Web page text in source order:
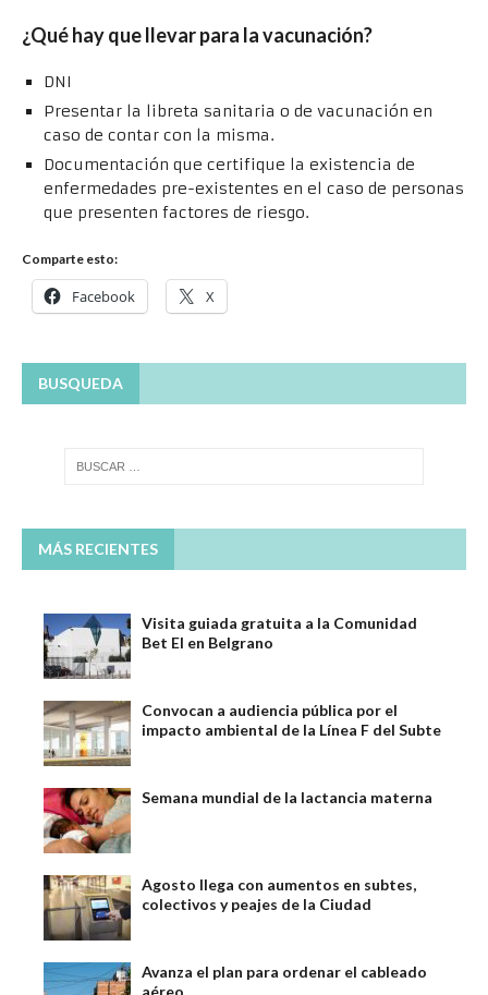
¿Qué hay que llevar para la vacunación?
DNI
Presentar la libreta sanitaria o de vacunación en
caso de contar con la misma.
Documentación que certifique la existencia de
enfermedades pre-existentes en el caso de personas
que presenten factores de riesgo.
Comparte esto:
Facebook X
BUSQUEDA
MÁS RECIENTES
Visita guiada gratuita a la Comunidad
Bet El en Belgrano
Convocan a audiencia pública por el
impacto ambiental de la Línea F del Subte
Semana mundial de la lactancia materna
Agosto llega con aumentos en subtes,
colectivos y peajes de la Ciudad
Avanza el plan para ordenar el cableado